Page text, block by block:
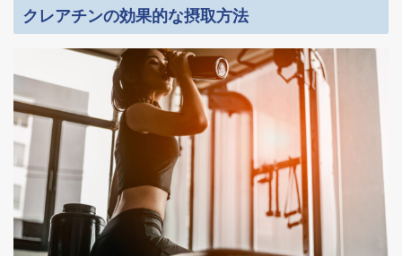
クレアチンの効果的な摂取方法